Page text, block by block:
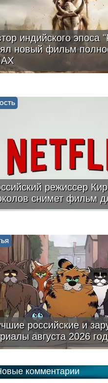
индийского эпоса
новый фильм
режиссер
снимет фильм
российские и
августа 2026
комментарии